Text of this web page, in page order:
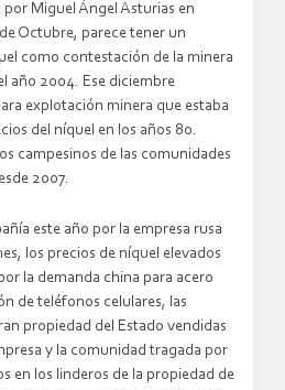
Miguel Ángel Asturias en
Octubre, parece tener un
como contestación de la minera
año 2004. Ese diciembre
explotación minera que estaba
del níquel en los años 80.
campesinos de las comunidades
2007.
este año por la empresa rusa
los precios de níquel elevados
la demanda china para acero
de teléfonos celulares, las
propiedad del Estado vendidas
y la comunidad tragada por
en los linderos de la propiedad de